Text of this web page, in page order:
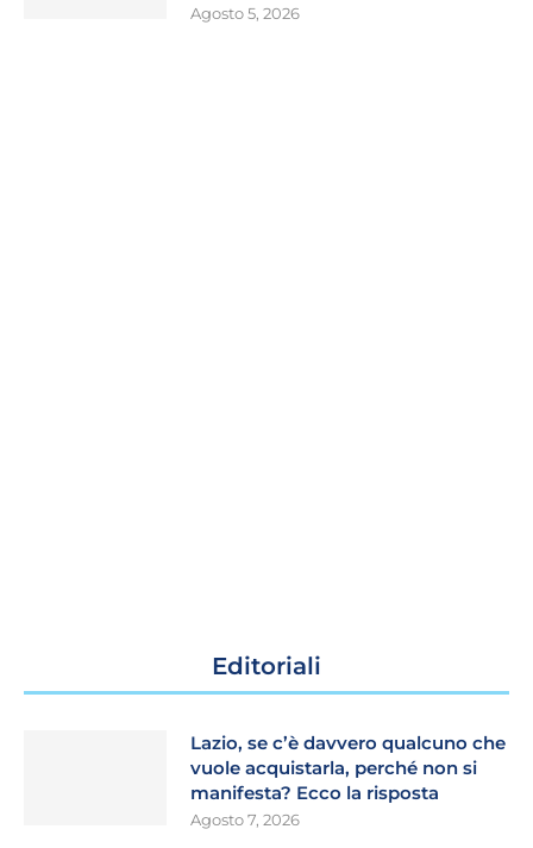
Agosto 5, 2026
Editoriali
Lazio, se c’è davvero qualcuno che
vuole acquistarla, perché non si
manifesta? Ecco la risposta
Agosto 7, 2026